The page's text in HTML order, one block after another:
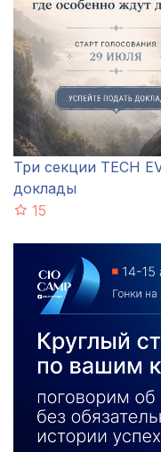
Три секции TECH
доклады
15